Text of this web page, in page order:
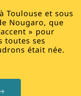
Toulouse et sous
Nougaro, que
» pour
toutes ses
était née.